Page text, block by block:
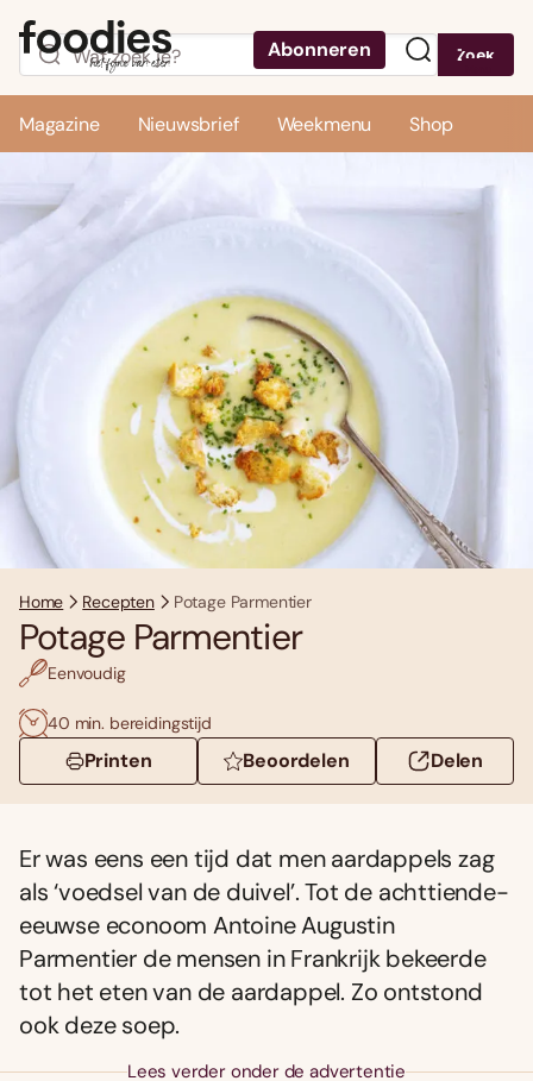
Abonneren Zoek
Magazine Nieuwsbrief Weekmenu Shop
Home Recepten Potage Parmentier
Potage Parmentier
Eenvoudig
40 min. bereidingstijd
Printen Beoordelen Delen
Er was eens een tijd dat men aardappels zag
als ‘voedsel van de duivel’. Tot de achttiende-
eeuwse econoom Antoine Augustin
Parmentier de mensen in Frankrijk bekeerde
tot het eten van de aardappel. Zo ontstond
ook deze soep.
Lees verder onder de advertentie